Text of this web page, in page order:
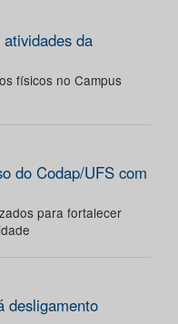
da
físicos no Campus
do Codap/UFS com
para fortalecer
desligamento